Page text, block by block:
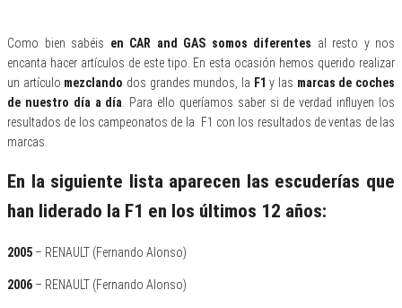
Como bien sabéis en CAR and GAS somos diferentes al resto y nos
encanta hacer artículos de este tipo. En esta ocasión hemos querido realizar
un artículo mezclando dos grandes mundos, la F1 y las marcas de coches
de nuestro día a día . Para ello queríamos saber si de verdad influyen los
resultados de los campeonatos de la F1 con los resultados de ventas de las
marcas.
En la siguiente lista aparecen las escuderías que
han liderado la F1 en los últimos 12 años:
2005 – RENAULT (Fernando Alonso)
2006 – RENAULT (Fernando Alonso)